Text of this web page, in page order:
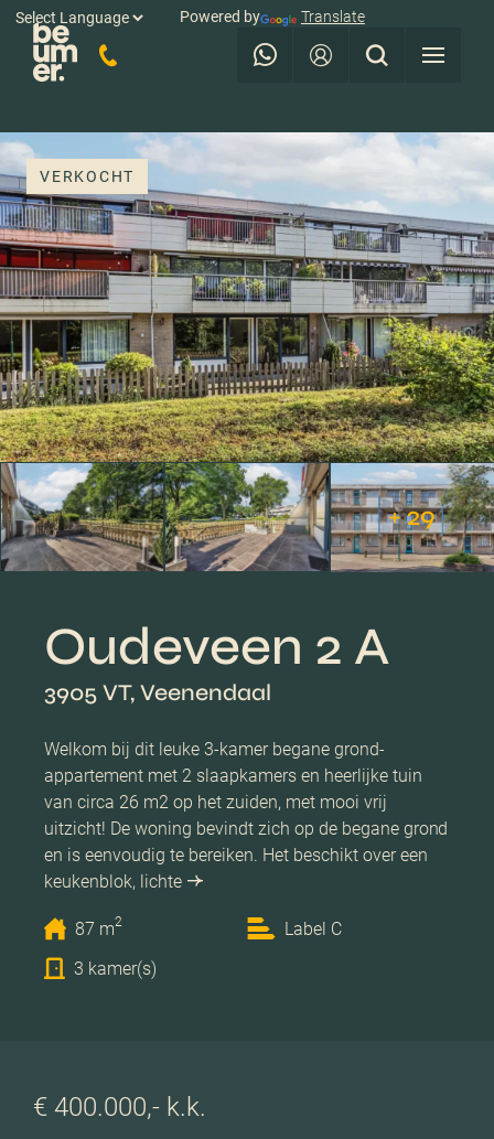
Powered by Translate
VERKOCHT
+ 29
Oudeveen 2 A
3905 VT, Veenendaal
Welkom bij dit leuke 3-kamer begane grond-
appartement met 2 slaapkamers en heerlijke tuin
van circa 26 m2 op het zuiden, met mooi vrij
uitzicht! De woning bevindt zich op de begane grond
en is eenvoudig te bereiken. Het beschikt over een
keukenblok, lichte
87 m2
Label C
3 kamer(s)
€ 400.000,- k.k.